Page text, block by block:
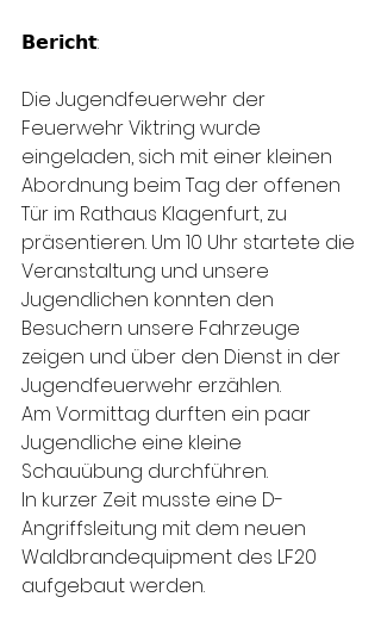
𝗕𝗲𝗿𝗶𝗰𝗵𝘁:
Die Jugendfeuerwehr der
Feuerwehr Viktring wurde
eingeladen, sich mit einer kleinen
Abordnung beim Tag der offenen
Tür im Rathaus Klagenfurt, zu
präsentieren. Um 10 Uhr startete die
Veranstaltung und unsere
Jugendlichen konnten den
Besuchern unsere Fahrzeuge
zeigen und über den Dienst in der
Jugendfeuerwehr erzählen.
Am Vormittag durften ein paar
Jugendliche eine kleine
Schauübung durchführen.
In kurzer Zeit musste eine D-
Angriffsleitung mit dem neuen
Waldbrandequipment des LF20
aufgebaut werden.